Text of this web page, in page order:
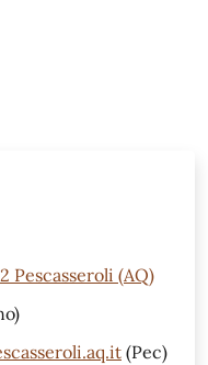
Pescasseroli (AQ)
(Pec)